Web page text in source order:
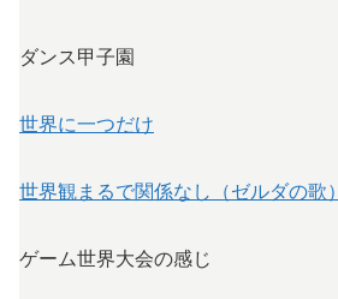
ダンス甲子園
世界に一つだけ
世界観まるで関係なし（ゼルダの歌）
ゲーム世界大会の感じ